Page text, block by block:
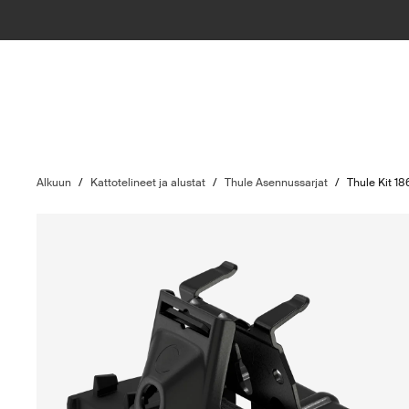
Alkuun / Kattotelineet ja alustat / Thule Asennussarjat / Thule Kit